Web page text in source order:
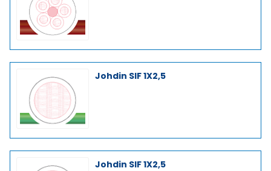
Johdin SIF 1X2,5
Johdin SIF 1X2,5